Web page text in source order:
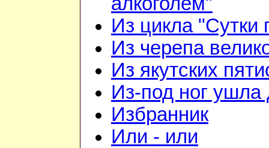
Из цикла "Сутки
Из черепа
Из якутских
Из-под ног ушла
Избранник
Или - или